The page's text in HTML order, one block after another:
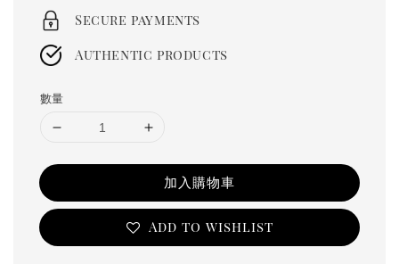
Secure payments
Authentic products
數量
加入購物車
Add to wishlist